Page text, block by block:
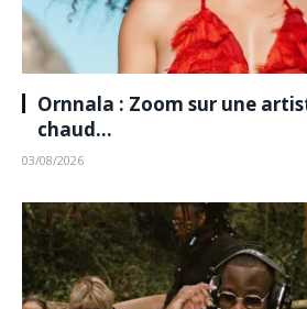
Ornnala : Zoom sur une
chaud…
03/08/2026